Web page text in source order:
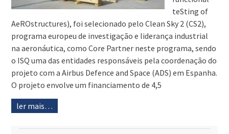
teSting of
AeROstructures), foi selecionado pelo Clean Sky 2 (CS2),
programa europeu de investigação e liderança industrial
na aeronáutica, como Core Partner neste programa, sendo
o ISQ uma das entidades responsáveis pela coordenação do
projeto com a Airbus Defence and Space (ADS) em Espanha.
O projeto envolve um financiamento de 4,5
ler mais…